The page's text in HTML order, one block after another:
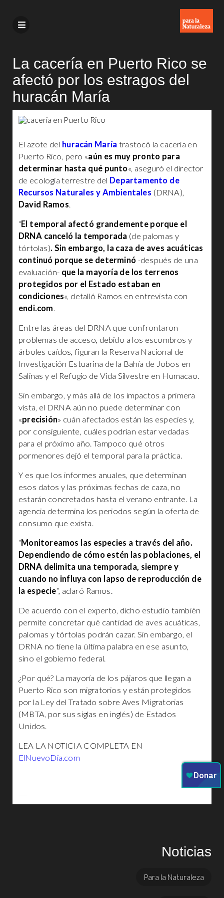
La cacería en Puerto Rico se
afectó por los estragos del
huracán María
El azote del huracán María trastocó la cacería en
Puerto Rico, pero «aún es muy pronto para
determinar hasta qué punto«, aseguró el director
de ecología terrestre del Departamento de
Recursos Naturales y Ambientales (DRNA),
David Ramos.
“El temporal afectó grandemente porque el
DRNA canceló la temporada (de palomas y
tórtolas). Sin embargo, la caza de aves acuáticas
continuó porque se determinó -después de una
evaluación- que la mayoría de los terrenos
protegidos por el Estado estaban en
condiciones«, detalló Ramos en entrevista con
endi.com.
Entre las áreas del DRNA que confrontaron
problemas de acceso, debido a los escombros y
árboles caídos, figuran la Reserva Nacional de
Investigación Estuarina de la Bahía de Jobos en
Salinas y el Refugio de Vida Silvestre en Humacao.
Sin embargo, y más allá de los impactos a primera
vista, el DRNA aún no puede determinar con
«precisión» cuán afectados están las especies y,
por consiguiente, cuáles podrían estar vedadas
para el próximo año. Tampoco qué otros
pormenores dejó el temporal para la práctica.
Y es que los informes anuales, que determinan
esos datos y las próximas fechas de caza, no
estarán concretados hasta el verano entrante. La
agencia determina los periodos según la oferta de
consumo que exista.
“Monitoreamos las especies a través del año.
Dependiendo de cómo estén las poblaciones, el
DRNA delimita una temporada, siempre y
cuando no influya con lapso de reproducción de
la especie”, aclaró Ramos.
De acuerdo con el experto, dicho estudio también
permite concretar qué cantidad de aves acuáticas,
palomas y tórtolas podrán cazar. Sin embargo, el
DRNA no tiene la última palabra en ese asunto,
sino el gobierno federal.
¿Por qué? La mayoría de los pájaros que llegan a
Puerto Rico son migratorios y están protegidos
por la Ley del Tratado sobre Aves Migratorias
(MBTA, por sus siglas en inglés) de Estados
Unidos.
LEA LA NOTICIA COMPLETA EN
ElNuevoDia.com
Noticias
Para la Naturaleza